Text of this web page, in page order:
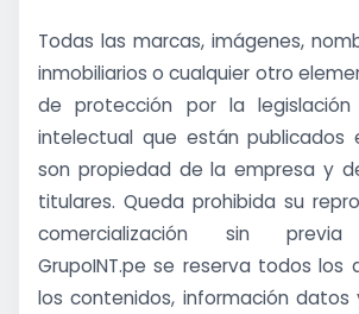
Todas las marcas, imágenes,
inmobiliarios o cualquier otro
de protección por la
intelectual que están publicados
son propiedad de la empresa y
titulares. Queda prohibida su
comercialización sin previa
GrupoINT.pe se reserva todos los
los contenidos, información datos